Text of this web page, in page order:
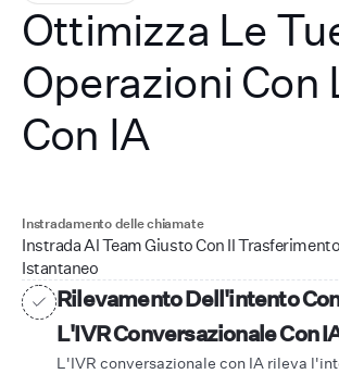
Ottimizza Le
Operazioni Con
Con IA
Instradamento delle chiamate
Instrada Al Team Giusto Con Il Trasferimento
Istantaneo
Rilevamento Dell'intento
L'IVR Conversazionale Con
L'IVR conversazionale con IA rileva